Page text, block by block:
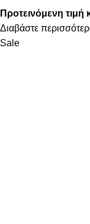
Προτεινόμενη τιμή
Διαβάστε
Sale